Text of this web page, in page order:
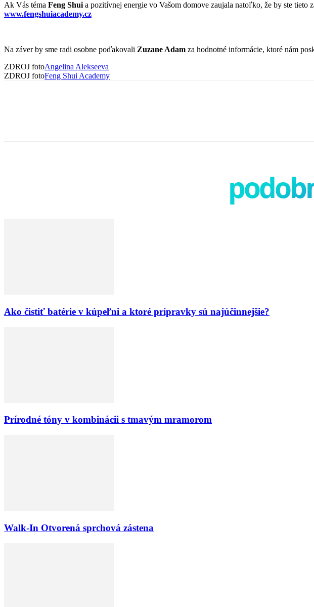
Ak Vás téma Feng Shui a pozitívnej energie vo Vašom domove zaujala natoľko, že by ste
www.fengshuiacademy.cz
Na záver by sme radi osobne poďakovali Zuzane Adam za hodnotné informácie, ktoré nám
ZDROJ fotoAngelina Alekseeva
ZDROJ fotoFeng Shui Academy
Ako čistiť batérie v kúpeľni a ktoré prípravky sú najúčinnejšie?
Prírodné tóny v kombinácii s tmavým mramorom
Walk-In Otvorená sprchová zástena